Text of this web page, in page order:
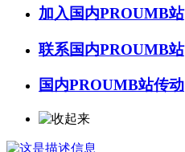
加入国内PROUMB站
联系国内PROUMB站
国内PROUMB站传动